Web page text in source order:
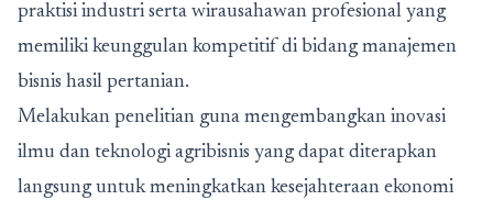
praktisi industri serta wirausahawan profesional yang
memiliki keunggulan kompetitif di bidang manajemen
bisnis hasil pertanian.
Melakukan penelitian guna mengembangkan inovasi
ilmu dan teknologi agribisnis yang dapat diterapkan
langsung untuk meningkatkan kesejahteraan ekonomi